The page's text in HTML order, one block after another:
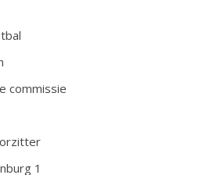
commissie
1